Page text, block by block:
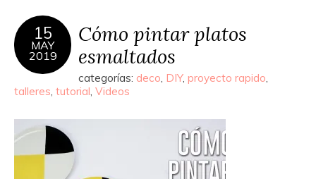
15
MAY
2019
Cómo pintar platos
esmaltados
categorías: deco, DIY, proyecto rapido,
talleres, tutorial, Videos